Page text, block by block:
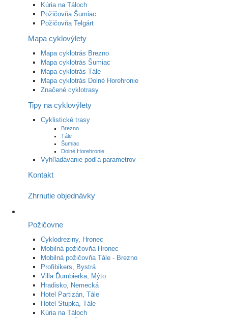
Kúria na Táloch
Požičovňa Šumiac
Požičovňa Telgárt
Mapa cyklovýlety
Mapa cyklotrás Brezno
Mapa cyklotrás Šumiac
Mapa cyklotrás Tále
Mapa cyklotrás Dolné Horehronie
Značené cyklotrasy
Tipy na cyklovýlety
Cyklistické trasy
Brezno
Tále
Šumiac
Dolné Horehronie
Vyhľladávanie podľa parametrov
Kontakt
Zhrnutie objednávky
Požičovne
Cyklodreziny, Hronec
Mobilná požičovňa Hronec
Mobilná požičovňa Tále - Brezno
Profibikers, Bystrá
Villa Ďumbierka, Mýto
Hradisko, Nemecká
Hotel Partizán, Tále
Hotel Stupka, Tále
Kúria na Táloch